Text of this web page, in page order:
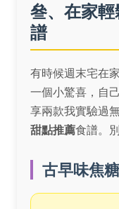
叄、在家
譜
有時候週末宅在
一個小驚喜，自
享兩款我實驗過
甜點推薦食譜。
古早味焦